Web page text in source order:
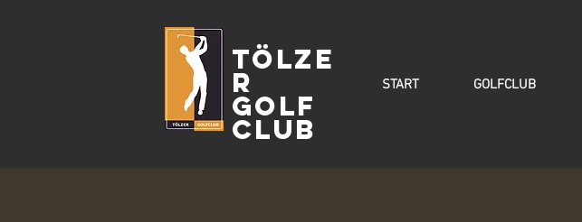
Tölze
r
Golf
Club
START GOLFCLUB